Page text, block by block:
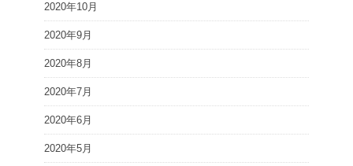
2020年10月
2020年9月
2020年8月
2020年7月
2020年6月
2020年5月